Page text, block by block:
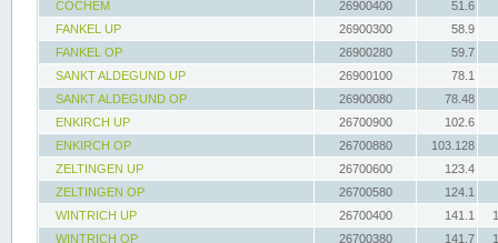
COCHEM
26900400
51.6
FANKEL UP
26900300
58.9
FANKEL OP
26900280
59.7
SANKT ALDEGUND UP
26900100
78.1
SANKT ALDEGUND OP
26900080
78.48
ENKIRCH UP
26700900
102.6
ENKIRCH OP
26700880
103.128
ZELTINGEN UP
26700600
123.4
ZELTINGEN OP
26700580
124.1
WINTRICH UP
26700400 141.1
WINTRICH OP
26700380 141.7